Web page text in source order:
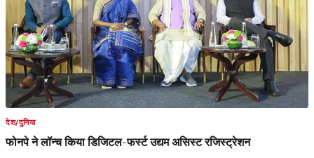
देश/दुनिया
फोनपे ने लॉन्च किया डिजिटल-फर्स्ट उद्यम असिस्ट रजिस्ट्रेशन